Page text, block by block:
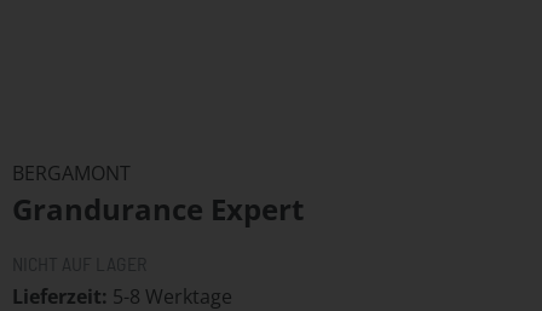
der
Bildergalerie
BERGAMONT
Grandurance Expert
Lieferzeit 5-8 Werktage